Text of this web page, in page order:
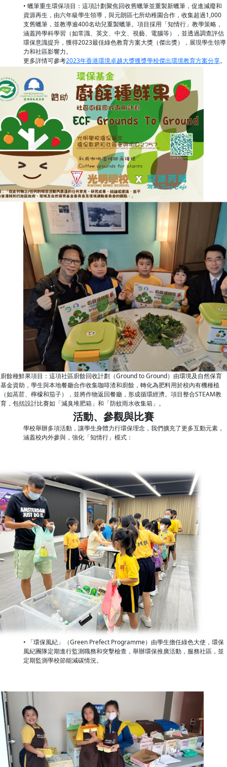
• 蠟筆重生環保項目：這項計劃聚焦回收舊蠟筆並重製新蠟筆，促進減廢和
資源再生，由六年級學生領導，與元朗區七所幼稚園合作，收集超過1,000
支舊蠟筆，並教導逾400名幼兒重製蠟筆。項目採用「知情行」教學策略，
涵蓋跨學科學習（如常識、英文、中文、視藝、電腦等），並透過調查評估
環保意識提升，獲得2023最佳綠色教育方案大獎（傑出獎），展現學生領導
力和社區影響力。
更多詳情可參考2023年香港環境卓越大獎獲獎學校傑出環境教育方案分享。
廚餘種鮮果項目：這項社區廚餘回收計劃（Ground to Ground）由環境及自然保育
基金資助，學生與本地餐廳合作收集咖啡渣和廚餘，轉化為肥料用於校內有機種植
（如萵苣、檸檬和茄子），並將作物返回餐廳，形成循環經濟。項目整合STEAM教
育，包括設計比賽如「減臭堆肥箱」和「防蚊雨水收集箱」。
活動、參觀與比賽
學校舉辦多項活動，讓學生身體力行環保理念，我們擴充了更多互動元素，
涵蓋校內外參與，強化「知情行」模式：
• 「環保風紀」（Green Prefect Programme）由學生擔任綠色大使，環保
風紀團隊定期進行監測職務和突擊檢查，舉辦環保推廣活動，服務社區，並
定期監測學校節能減碳情況。